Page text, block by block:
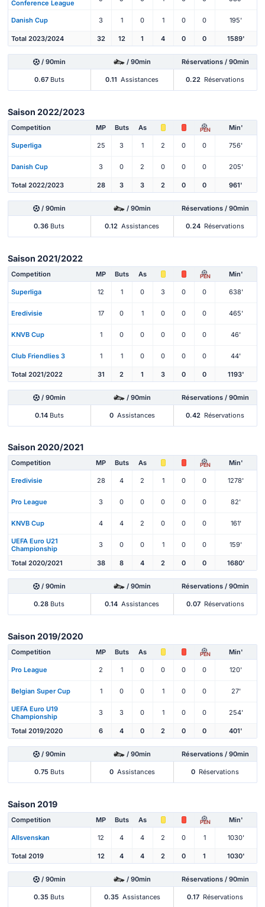
Conference League
Danish Cup 3 1 0 1 0 0 195'
Total 2023/2024 32 12 1 4 0 0 1589'
/ 90min / 90min Réservations / 90min
0.67Buts 0.11 Assistances 0.22 Réservations
Saison 2022/2023
Competition MP Buts As PEN Min'
Superliga 25 3 1 2 0 0 756'
Danish Cup 3 0 2 0 0 0 205'
Total 2022/2023 28 3 3 2 0 0 961'
/ 90min / 90min Réservations / 90min
0.36 Buts 0.12 Assistances 0.24 Réservations
Saison 2021/2022
Competition MP Buts As PEN Min'
Superliga 12 1 0 3 0 0 638'
Eredivisie 17 0 1 0 0 0 465'
KNVB Cup 1 0 0 0 0 0 46'
Club Friendlies 3 1 1 0 0 0 0 44'
Total 2021/2022 31 2 1 3 0 0 1193'
/ 90min / 90min Réservations / 90min
0.14Buts 0 Assistances 0.42 Réservations
Saison 2020/2021
Competition MP Buts As PEN Min'
Eredivisie 28 4 2 1 0 0 1278'
Pro League 3 0 0 0 0 0 82'
KNVB Cup 4 4 2 0 0 0 161'
UEFA Euro U21
Championship
3 0 0 1 0 0 159'
Total 2020/2021 38 8 4 2 0 0 1680'
/ 90min / 90min Réservations / 90min
0.28 Buts 0.14 Assistances 0.07 Réservations
Saison 2019/2020
Competition MP Buts As PEN Min'
Pro League 2 1 0 0 0 0 120'
Belgian Super Cup 1 0 0 1 0 0 27'
UEFA Euro U19
Championship
3 3 0 1 0 0 254'
Total 2019/2020 6 4 0 2 0 0 401'
/ 90min / 90min Réservations / 90min
0.75Buts 0 Assistances 0 Réservations
Saison 2019
Competition MP Buts As PEN Min'
Allsvenskan 12 4 4 2 0 1 1030'
Total 2019 12 4 4 2 0 1 1030'
/ 90min / 90min Réservations / 90min
0.35 Buts 0.35 Assistances 0.17 Réservations